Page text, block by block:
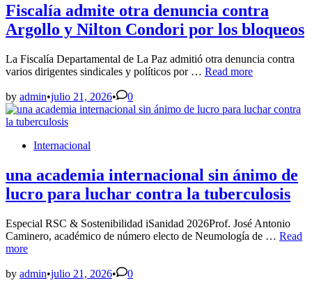
contra
de
la
en
Irán
Fiscalía admite otra denuncia contra
Argollo y Nilton Condori por los bloqueos
La Fiscalía Departamental de La Paz admitió otra denuncia contra
varios dirigentes sindicales y políticos por … Fiscalía
denuncia
Condori
por
los
Read more
by admin•julio 21, 2026• 0
PostedInternacional
una academia internacional sin ánimo de
lucro para luchar contra la tuberculosis
Especial RSC & Sostenibilidad iSanidad 2026Prof. José Antonio
Caminero, académico de número electo de Neumología de … una
Read
more
by admin•julio 21, 2026•
0